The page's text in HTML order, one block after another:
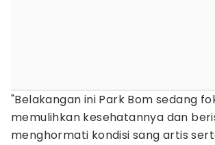
"Belakangan ini Park Bom sedang
memulihkan kesehatannya dan
menghormati kondisi sang artis